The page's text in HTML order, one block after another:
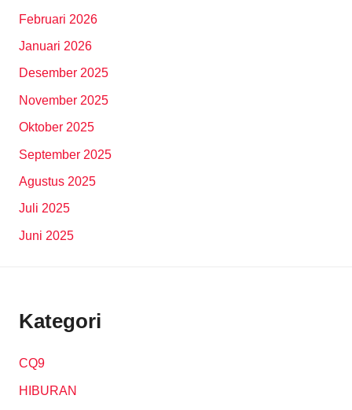
Februari 2026
Januari 2026
Desember 2025
November 2025
Oktober 2025
September 2025
Agustus 2025
Juli 2025
Juni 2025
Kategori
CQ9
HIBURAN